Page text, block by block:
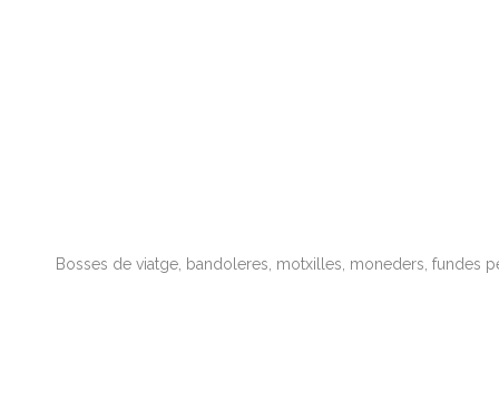
Bosses de viatge, bandoleres, motxilles, moneders, fundes